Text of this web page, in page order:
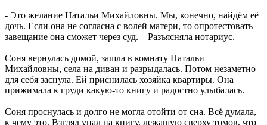
- Это желание Натальи Михайловны. Мы, конечно, найдём её
дочь. Если она не согласна с волей матери, то опротестовать
завещание она сможет через суд. – Разъясняла нотариус.
Соня вернулась домой, зашла в комнату Натальи
Михайловны, села на диван и разрыдалась. Потом незаметно
для себя заснула. Ей приснилась хозяйка квартиры. Она
прижимала к груди какую-то книгу и радостно улыбалась.
Соня проснулась и долго не могла отойти от сна. Всё думала,
к чему это. Взгляд упал на книгу, лежащую сверху томов, что